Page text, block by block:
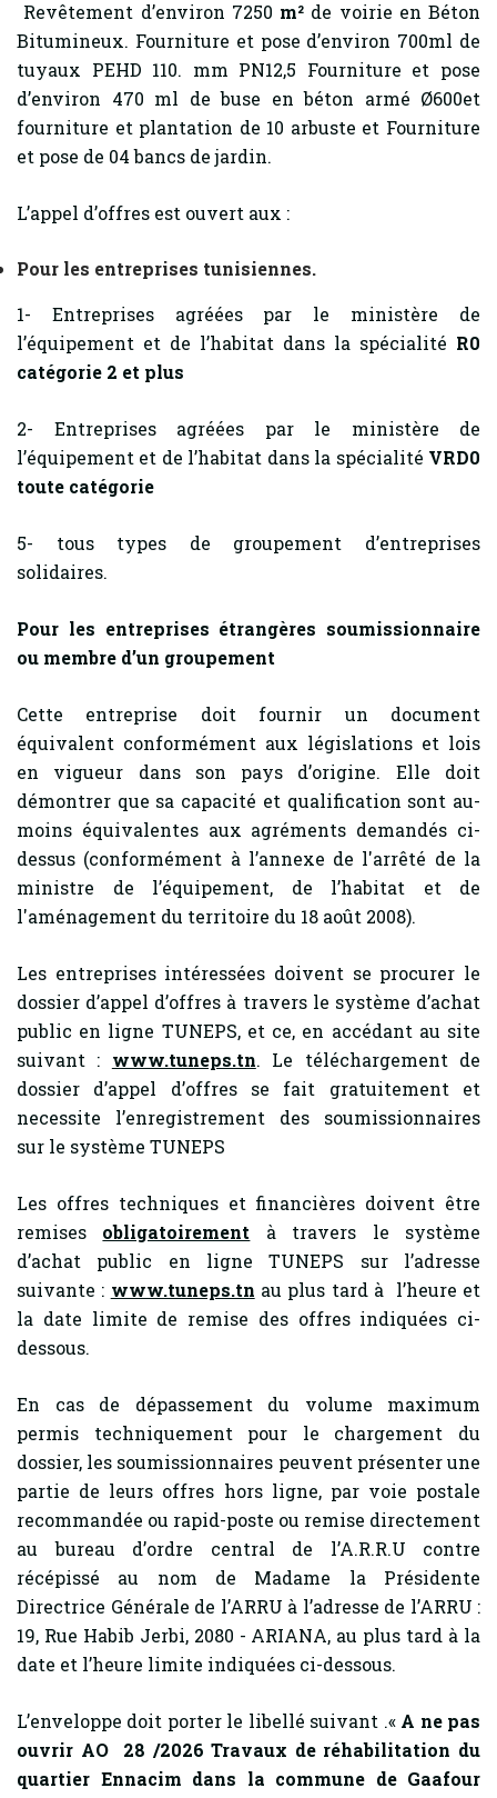
Revêtement d’environ 7250 m² de voirie en Béton
Bitumineux. Fourniture et pose d’environ 700ml de
tuyaux PEHD 110. mm PN12,5 Fourniture et pose
d’environ 470 ml de buse en béton armé Ø600et
fourniture et plantation de 10 arbuste et Fourniture
et pose de 04 bancs de jardin.
L’appel d’offres est ouvert aux :
Pour les entreprises tunisiennes.
1- Entreprises agréées par le ministère de
l’équipement et de l’habitat dans la spécialité R0
catégorie 2 et plus
2- Entreprises agréées par le ministère de
l’équipement et de l’habitat dans la spécialité VRD0
toute catégorie
5- tous types de groupement d’entreprises
solidaires.
Pour les entreprises étrangères soumissionnaire
ou membre d’un groupement
Cette entreprise doit fournir un document
équivalent conformément aux législations et lois
en vigueur dans son pays d’origine. Elle doit
démontrer que sa capacité et qualification sont au-
moins équivalentes aux agréments demandés ci-
dessus (conformément à l’annexe de l'arrêté de la
ministre de l’équipement, de l’habitat et de
l'aménagement du territoire du 18 août 2008).
Les entreprises intéressées doivent se procurer le
dossier d’appel d’offres à travers le système d’achat
public en ligne TUNEPS, et ce, en accédant au site
suivant : www.tuneps.tn. Le téléchargement de
dossier d’appel d’offres se fait gratuitement et
necessite l’enregistrement des soumissionnaires
sur le système TUNEPS
Les offres techniques et financières doivent être
remises obligatoirement à travers le système
d’achat public en ligne TUNEPS sur l’adresse
suivante : www.tuneps.tn au plus tard à l’heure et
la date limite de remise des offres indiquées ci-
dessous.
En cas de dépassement du volume maximum
permis techniquement pour le chargement du
dossier, les soumissionnaires peuvent présenter une
partie de leurs offres hors ligne, par voie postale
recommandée ou rapid-poste ou remise directement
au bureau d’ordre central de l’A.R.R.U contre
récépissé au nom de Madame la Présidente
Directrice Générale de l’ARRU à l’adresse de l’ARRU :
19, Rue Habib Jerbi, 2080 - ARIANA, au plus tard à la
date et l’heure limite indiquées ci-dessous.
L’enveloppe doit porter le libellé suivant .« A ne pas
ouvrir AO 28 /2026Travaux de réhabilitation du
quartier Ennacim dans la commune de Gaafour